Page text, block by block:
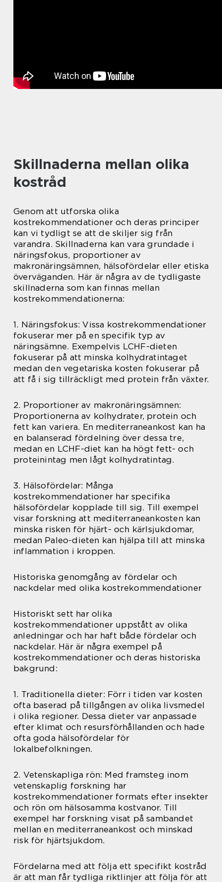
Skillnaderna mellan olika
kostråd
Genom att utforska olika
kostrekommendationer och deras principer
kan vi tydligt se att de skiljer sig från
varandra. Skillnaderna kan vara grundade i
näringsfokus, proportioner av
makronäringsämnen, hälsofördelar eller etiska
överväganden. Här är några av de tydligaste
skillnaderna som kan finnas mellan
kostrekommendationerna:
1. Näringsfokus: Vissa kostrekommendationer
fokuserar mer på en specifik typ av
näringsämne. Exempelvis LCHF-dieten
fokuserar på att minska kolhydratintaget
medan den vegetariska kosten fokuserar på
att få i sig tillräckligt med protein från växter.
2. Proportioner av makronäringsämnen:
Proportionerna av kolhydrater, protein och
fett kan variera. En mediterraneankost kan ha
en balanserad fördelning över dessa tre,
medan en LCHF-diet kan ha högt fett- och
proteinintag men lågt kolhydratintag.
3. Hälsofördelar: Många
kostrekommendationer har specifika
hälsofördelar kopplade till sig. Till exempel
visar forskning att mediterraneankosten kan
minska risken för hjärt- och kärlsjukdomar,
medan Paleo-dieten kan hjälpa till att minska
inflammation i kroppen.
Historiska genomgång av fördelar och
nackdelar med olika kostrekommendationer
Historiskt sett har olika
kostrekommendationer uppstått av olika
anledningar och har haft både fördelar och
nackdelar. Här är några exempel på
kostrekommendationer och deras historiska
bakgrund:
1. Traditionella dieter: Förr i tiden var kosten
ofta baserad på tillgången av olika livsmedel
i olika regioner. Dessa dieter var anpassade
efter klimat och resursförhållanden och hade
ofta goda hälsofördelar för
lokalbefolkningen.
2. Vetenskapliga rön: Med framsteg inom
vetenskaplig forskning har
kostrekommendationer formats efter insekter
och rön om hälsosamma kostvanor. Till
exempel har forskning visat på sambandet
mellan en mediterraneankost och minskad
risk för hjärtsjukdom.
Fördelarna med att följa ett specifikt kostråd
är att man får tydliga riktlinjer att följa för att